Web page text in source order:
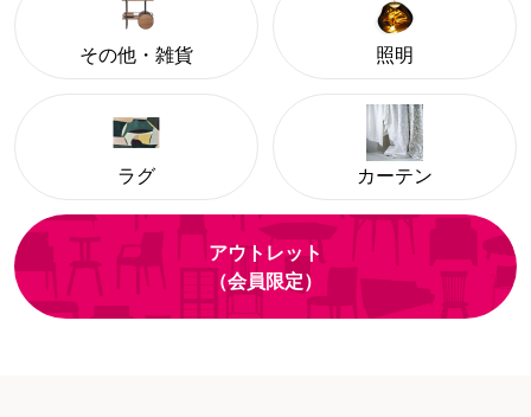
その他・雑貨 照明
ラグ カーテン
アウトレット
（会員限定）